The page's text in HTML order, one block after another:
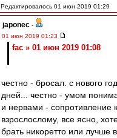
Редактировалось 01 июн 2019 01:29
japonec -
01 июн 2019 01:23
fac » 01 июн 2019 01:08
честно - бросал. с нового
дней... честно - умом
и нервами - сопротивление
взрослослому, все ясно,
брать никоретто или лучше